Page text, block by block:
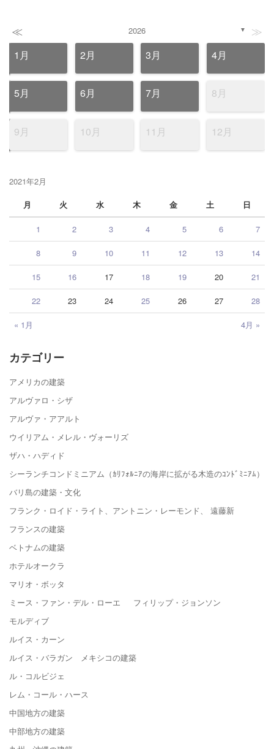
≪ 2026 ▼ ≫
1月 2月 3月 4月
5月 6月 7月 8月
9月 10月 11月 12月
2021年2月
月
火 水 木 金 土 日
« 1月 4月 »
1 2 3 4 5 6 7
8 9 10 11 12 13 14
15 16 17 18 19 20 21
22 23 24 25 26 27 28
カテゴリー
アメリカの建築
アルヴァロ・シザ
アルヴァ・アアルト
ウイリアム・メレル・ヴォーリズ
ザハ・ハディド
シーランチコンドミニアム（ｶﾘﾌｫﾙﾆｱの海岸に拡がる木造のｺﾝﾄﾞﾐﾆｱﾑ）
バリ島の建築・文化
フランク・ロイド・ライト、アントニン・レーモンド、 遠藤新
フランスの建築
ベトナムの建築
ホテルオークラ
マリオ・ボッタ
ミース・ファン・デル・ローエ フィリップ・ジョンソン
モルディブ
ルイス・カーン
ルイス・バラガン メキシコの建築
ル・コルビジェ
レム・コール・ハース
中国地方の建築
中部地方の建築